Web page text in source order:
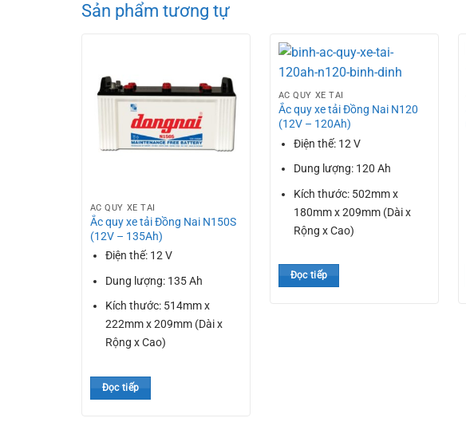
Sản phẩm tương tự
ẮC QUY XE TẢI
Ắc quy xe tải Đồng Nai N150S
(12V – 135Ah)
Điện thế: 12 V
Dung lượng: 135 Ah
Kích thước: 514mm x
222mm x 209mm (Dài x
Rộng x Cao)
Đọc tiếp
ẮC QUY XE TẢI
Ắc quy xe tải Đồng Nai N120
(12V – 120Ah)
Điện thế: 12 V
Dung lượng: 120 Ah
Kích thước: 502mm x
180mm x 209mm (Dài x
Rộng x Cao)
Đọc tiếp